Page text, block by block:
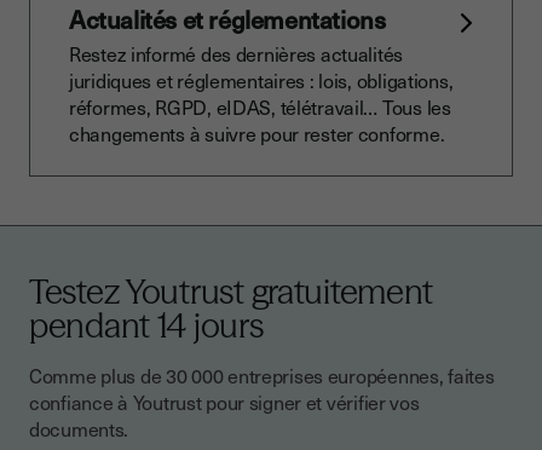
Actualités et réglementations
Restez informé des dernières actualités
juridiques et réglementaires : lois, obligations,
réformes, RGPD, eIDAS, télétravail… Tous les
changements à suivre pour rester conforme.
Testez Youtrust gratuitement
pendant 14 jours
Comme plus de 30 000 entreprises européennes, faites
confiance à Youtrust pour signer et vérifier vos
documents.